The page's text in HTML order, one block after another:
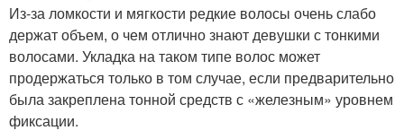
Из-за ломкости и мягкости редкие волосы очень слабо
держат объем, о чем отлично знают девушки с тонкими
волосами. Укладка на таком типе волос может
продержаться только в том случае, если предварительно
была закреплена тонной средств с «железным» уровнем
фиксации.